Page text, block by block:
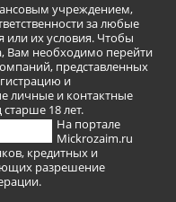
учреждением,
за любые
их условия. Чтобы
Вам необходимо перейти
представленных
и
личные и контактные
18 лет.
На портале
Mickrozaim.ru
кредитных и
разрешение